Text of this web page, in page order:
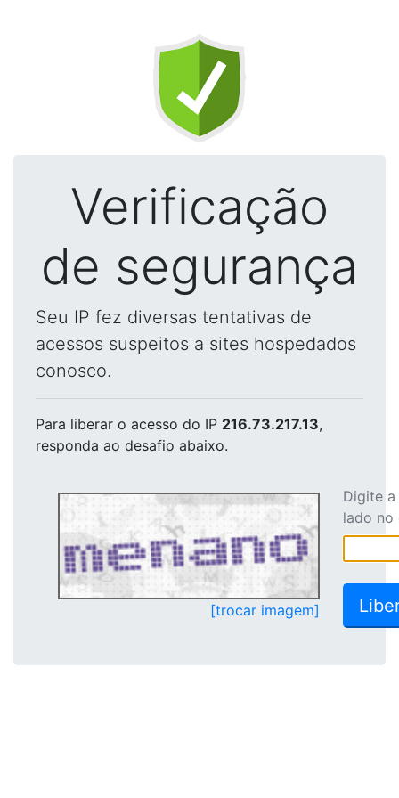
Verificação
de segurança
Seu IP fez diversas tentativas de
acessos suspeitos a sites hospedados
conosco.
Para liberar o acesso do IP 216.73.217.13,
responda ao desafio abaixo.
[trocar imagem]
Digite
lado no